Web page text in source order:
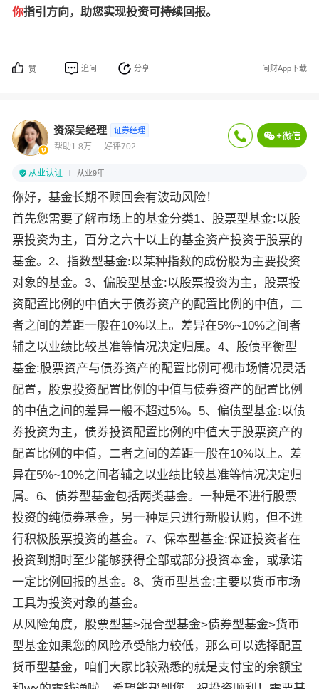
你指引方向，助您实现投资可持续回报。
赞 追问 分享 问财App下载
资深吴经理 证券经理
帮助1.8万 好评702
从业认证 从业9年
你好，基金长期不赎回会有波动风险！
首先您需要了解市场上的基金分类1、股票型基金:以股
票投资为主，百分之六十以上的基金资产投资于股票的
基金。2、指数型基金:以某种指数的成份股为主要投资
对象的基金。3、偏股型基金:以股票投资为主，股票投
资配置比例的中值大于债券资产的配置比例的中值，二
者之间的差距一般在10%以上。差异在5%~10%之间者
辅之以业绩比较基准等情况决定归属。4、股债平衡型
基金:股票资产与债券资产的配置比例可视市场情况灵活
配置，股票投资配置比例的中值与债券资产的配置比例
的中值之间的差异一般不超过5%。5、偏债型基金:以债
券投资为主，债券投资配置比例的中值大于股票资产的
配置比例的中值，二者之间的差距一般在10%以上。差
异在5%~10%之间者辅之以业绩比较基准等情况决定归
属。6、债券型基金包括两类基金。一种是不进行股票
投资的纯债券基金，另一种是只进行新股认购，但不进
行积极股票投资的基金。7、保本型基金:保证投资者在
投资到期时至少能够获得全部或部分投资本金，或承诺
一定比例回报的基金。8、货币型基金:主要以货币市场
工具为投资对象的基金。
从风险角度，股票型基>混合型基金>债券型基金>货币
型基金如果您的风险承受能力较低，那么可以选择配置
货币型基金，咱们大家比较熟悉的就是支付宝的余额宝